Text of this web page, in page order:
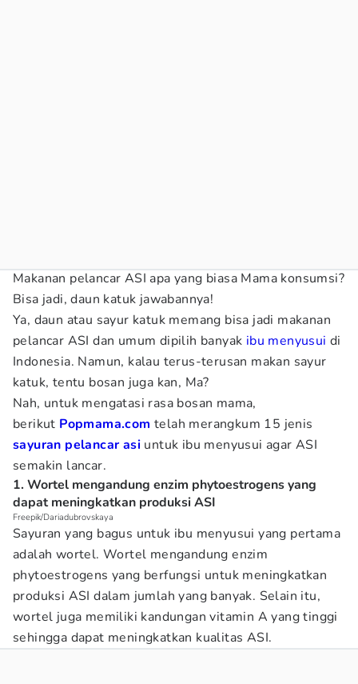
Makanan pelancar ASI apa yang biasa Mama konsumsi?
Bisa jadi, daun katuk jawabannya!
Ya, daun atau sayur katuk memang bisa jadi makanan
pelancar ASI dan umum dipilih banyak ibu menyusui di
Indonesia. Namun, kalau terus-terusan makan sayur
katuk, tentu bosan juga kan, Ma?
Nah, untuk mengatasi rasa bosan mama,
berikut Popmama.com telah merangkum 15 jenis
sayuran pelancar asi untuk ibu menyusui agar ASI
semakin lancar.
1. Wortel mengandung enzim phytoestrogens yang
dapat meningkatkan produksi ASI
Freepik/Dariadubrovskaya
Sayuran yang bagus untuk ibu menyusui yang pertama
adalah wortel. Wortel mengandung enzim
phytoestrogens yang berfungsi untuk meningkatkan
produksi ASI dalam jumlah yang banyak. Selain itu,
wortel juga memiliki kandungan vitamin A yang tinggi
sehingga dapat meningkatkan kualitas ASI.